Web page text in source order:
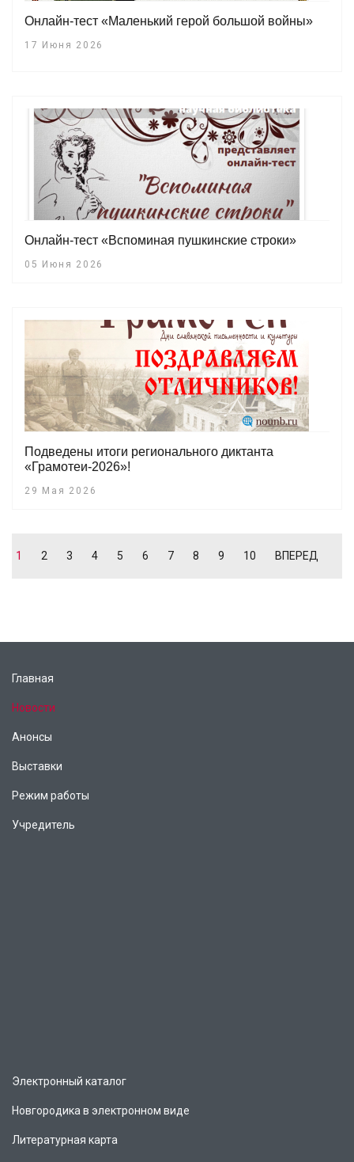
Онлайн-тест «Маленький герой большой войны»
17 Июня 2026
Онлайн-тест «Вспоминая пушкинские строки»
05 Июня 2026
Подведены итоги регионального диктанта
«Грамотеи-2026»!
29 Мая 2026
1 2 3 4 5 6 7 8 9 10 ВПЕРЕД
Главная
Новости
Анонсы
Выставки
Режим работы
Учредитель
Электронный каталог
Новгородика в электронном виде
Литературная карта